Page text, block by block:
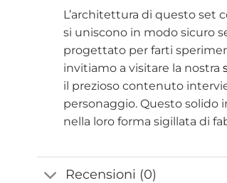
L’architettura di questo set
si uniscono in modo sicuro
progettato per farti
invitiamo a visitare la nostra
il prezioso contenuto
personaggio. Questo solido
nella loro forma sigillata di
Recensioni (0)